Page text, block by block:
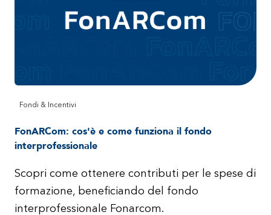
Fondi & Incentivi
FonARCom: cos'è e come funziona il fondo
interprofessionale
Scopri come ottenere contributi per le spese di
formazione, beneficiando del fondo
interprofessionale Fonarcom.